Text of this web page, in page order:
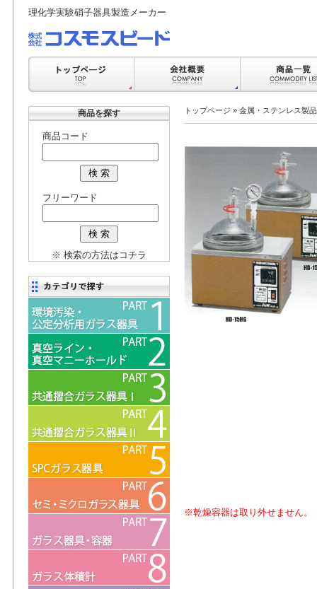
理化学実験硝子器具製造メーカー
商品を探す
商品コード
フリーワード
※ 検索の方法はコチラ
トップページ » 金属・ステンレス製品
※乾燥容器は取り外せません。